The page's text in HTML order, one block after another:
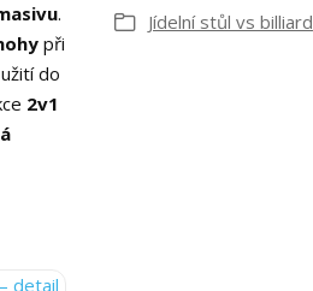
.
při
do
2v1
Jídelní stůl vs billiard